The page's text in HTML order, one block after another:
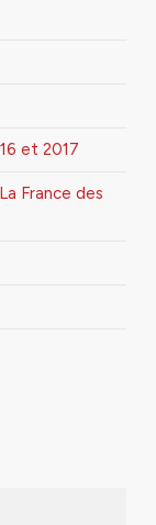
et 2017
France des